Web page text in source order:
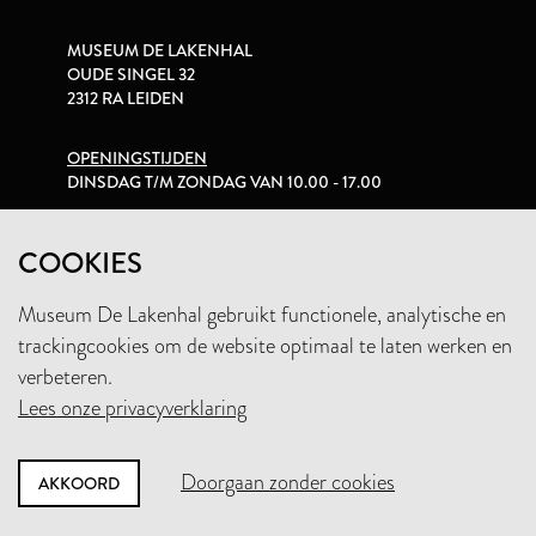
COOKIES
Museum De Lakenhal gebruikt functionele, analytische en
trackingcookies om de website optimaal te laten werken en
verbeteren.
Lees onze privacyverklaring
AKKOORD Doorgaan zonder cookies
MUSEUM DE LAKENHAL
OUDE SINGEL 32
2312 RA LEIDEN
OPENINGSTIJDEN
DINSDAG T/M ZONDAG VAN 10.00 - 17.00
+31 (0)71 5165360
INFO@LAKENHAL.NL
STEUN HET MUSEUM
NIEUWSBRIEF